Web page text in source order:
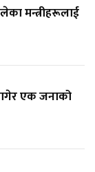
मन्त्रीहरूलाई
एक जनाको